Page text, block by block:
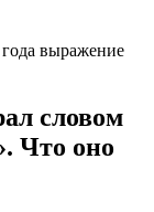
выражение
словом
Что оно